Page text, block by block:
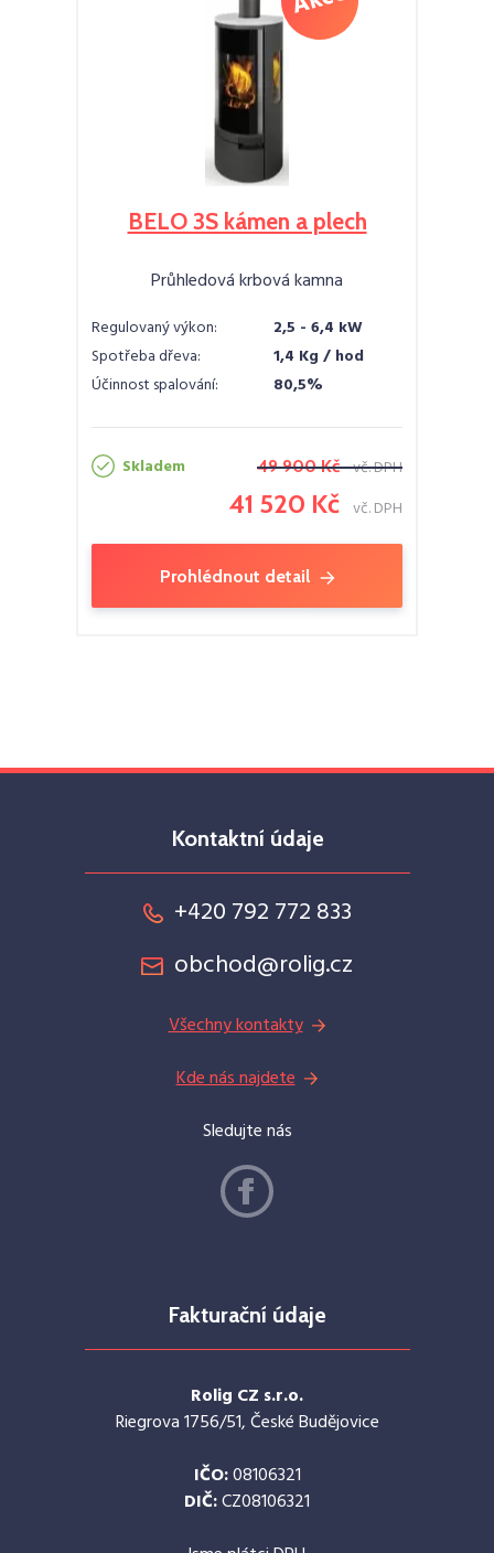
BELO 3S kámen a plech
Průhledová krbová kamna
Regulovaný výkon:
2,5 - 6,4 kW
Spotřeba dřeva:
1,4 Kg / hod
Účinnost spalování:
80,5%
Skladem 49 900 Kč vč. DPH
41 520 Kč vč. DPH
Prohlédnout detail
Kontaktní údaje
+420 792 772 833
obchod@rolig.cz
Všechny kontakty
Kde nás najdete
Sledujte nás
Fakturační údaje
Rolig CZ s.r.o.
Riegrova 1756/51, České Budějovice
IČO:08106321
DIČ:CZ08106321